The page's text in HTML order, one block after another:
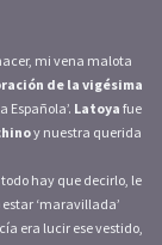
mi vena malota
de la vigésima
Española’. Latoya fue
y nuestra querida
hay que decirlo, le
estar ‘maravillada’
era lucir ese vestido,